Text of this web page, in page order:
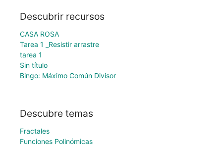
Descubrir recursos
CASA ROSA
Tarea 1 _Resistir arrastre
tarea 1
Sin título
Bingo: Máximo Común Divisor
Descubre temas
Fractales
Funciones Polinómicas